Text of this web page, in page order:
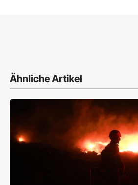
Ähnliche Artikel